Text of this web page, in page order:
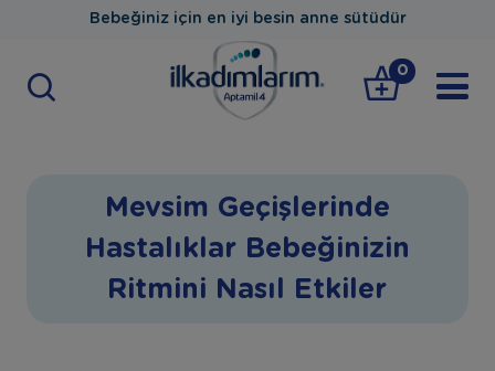
Bebeğiniz için en iyi besin anne sütüdür
0
Mevsim Geçişlerinde
Hastalıklar Bebeğinizin
Ritmini Nasıl Etkiler